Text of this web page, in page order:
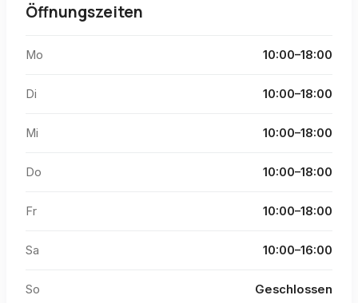
Öffnungszeiten
Mo 10:00–18:00
Di 10:00–18:00
Mi 10:00–18:00
Do 10:00–18:00
Fr 10:00–18:00
Sa 10:00–16:00
So Geschlossen